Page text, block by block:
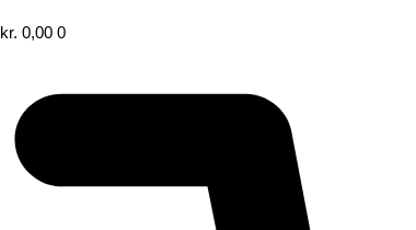
kr. 0,00 0